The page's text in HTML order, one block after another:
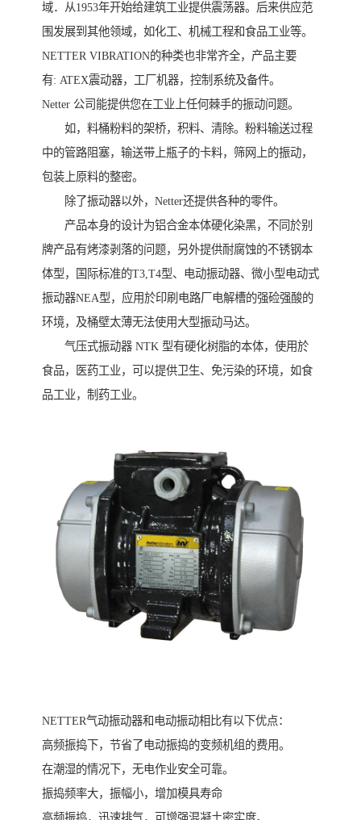
域．从1953年开始给建筑工业提供震荡器。后来供应范
围发展到其他领域，如化工、机械工程和食品工业等。
NETTER VIBRATION的种类也非常齐全，产品主要
有: ATEX震动器，工厂机器，控制系统及备件。
Netter 公司能提供您在工业上任何棘手的振动问题。
如，料桶粉料的架桥，积料、清除。粉料输送过程
中的管路阻塞，输送带上瓶子的卡料，筛网上的振动，
包装上原料的整密。
除了振动器以外，Netter还提供各种的零件。
产品本身的设计为铝合金本体硬化染黑，不同於别
牌产品有烤漆剥落的问题，另外提供耐腐蚀的不锈钢本
体型，国际标准的T3,T4型、电动振动器、微小型电动式
振动器NEA型，应用於印刷电路厂电解槽的强硷强酸的
环境，及桶壁太薄无法使用大型振动马达。
气压式振动器 NTK 型有硬化树脂的本体，使用於
食品，医药工业，可以提供卫生、免污染的环境，如食
品工业，制药工业。
NETTER气动振动器和电动振动相比有以下优点：
高频振捣下，节省了电动振捣的变频机组的费用。
在潮湿的情况下，无电作业安全可靠。
振捣频率大，振幅小，增加模具寿命